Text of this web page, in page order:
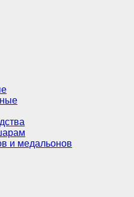
и медальонов